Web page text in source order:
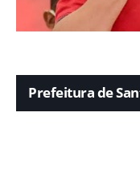
Prefeitura de